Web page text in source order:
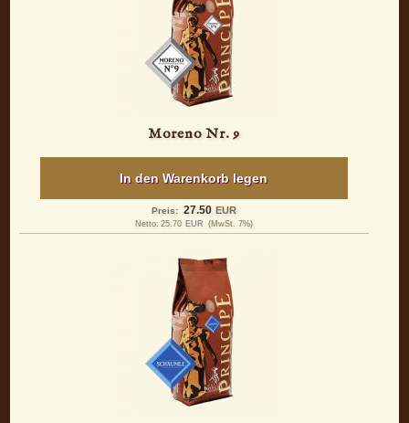
Moreno Nr. 9
In den Warenkorb legen
Preis: 27.50 EUR
Netto: 25.70 EUR (MwSt. 7%)